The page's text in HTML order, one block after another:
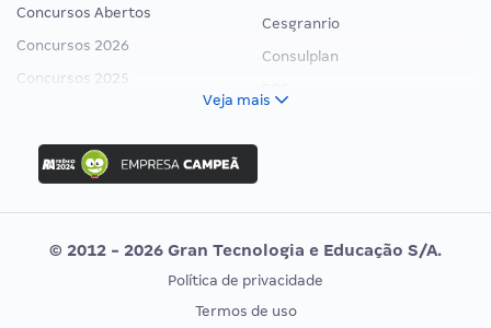
Concursos Abertos
Concursos 2026
Concursos 2025
Concurso Ibama
Concurso MPU
Editais publicados
Cesgranrio
Consulplan
Vunesp
CONCURSOS POR PROFISSÃO
EXAME DE ORDEM
Veja mais
© 2012 - 2026 Gran Tecnologia e Educação S/A.
Política de privacidade
Termos de uso